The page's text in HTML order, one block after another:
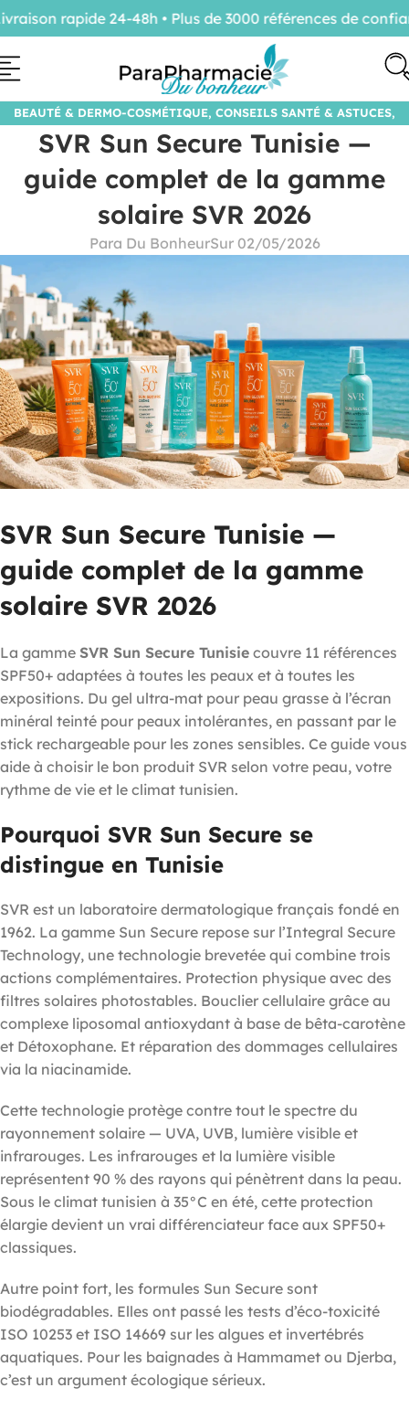
BEAUTÉ & DERMO-COSMÉTIQUE, CONSEILS SANTÉ & ASTUCES,
SANTÉ & BIEN-ÊTRE
SVR Sun Secure Tunisie —
guide complet de la gamme
solaire SVR 2026
Para Du BonheurSur 02/05/2026
SVR Sun Secure Tunisie —
guide complet de la gamme
solaire SVR 2026
La gamme SVR Sun Secure Tunisie couvre 11 références
SPF50+ adaptées à toutes les peaux et à toutes les
expositions. Du gel ultra-mat pour peau grasse à l’écran
minéral teinté pour peaux intolérantes, en passant par le
stick rechargeable pour les zones sensibles. Ce guide vous
aide à choisir le bon produit SVR selon votre peau, votre
rythme de vie et le climat tunisien.
Pourquoi SVR Sun Secure se
distingue en Tunisie
SVR est un laboratoire dermatologique français fondé en
1962. La gamme Sun Secure repose sur l’Integral Secure
Technology, une technologie brevetée qui combine trois
actions complémentaires. Protection physique avec des
filtres solaires photostables. Bouclier cellulaire grâce au
complexe liposomal antioxydant à base de bêta-carotène
et Détoxophane. Et réparation des dommages cellulaires
via la niacinamide.
Cette technologie protège contre tout le spectre du
rayonnement solaire — UVA, UVB, lumière visible et
infrarouges. Les infrarouges et la lumière visible
représentent 90 % des rayons qui pénètrent dans la peau.
Sous le climat tunisien à 35°C en été, cette protection
élargie devient un vrai différenciateur face aux SPF50+
classiques.
Autre point fort, les formules Sun Secure sont
biodégradables. Elles ont passé les tests d’éco-toxicité
ISO 10253 et ISO 14669 sur les algues et invertébrés
aquatiques. Pour les baignades à Hammamet ou Djerba,
c’est un argument écologique sérieux.
rapide 24-48h • Plus de 3000 références de confiance